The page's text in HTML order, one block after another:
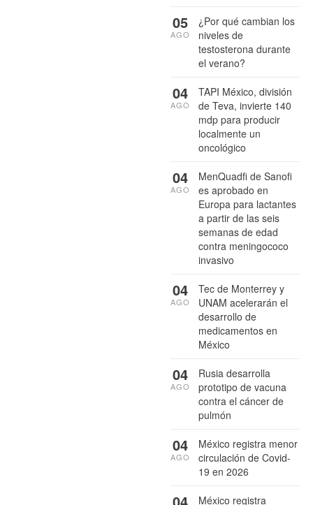
¿Por qué cambian los
niveles de
testosterona durante
el verano?
05
AGO
TAPI México, división
de Teva, invierte 140
mdp para producir
localmente un
oncológico
04
AGO
MenQuadfi de Sanofi
es aprobado en
Europa para lactantes
a partir de las seis
semanas de edad
contra meningococo
invasivo
04
AGO
Tec de Monterrey y
UNAM acelerarán el
desarrollo de
medicamentos en
México
04
AGO
Rusia desarrolla
prototipo de vacuna
contra el cáncer de
pulmón
04
AGO
México registra menor
circulación de Covid-
19 en 2026
04
AGO
México registra